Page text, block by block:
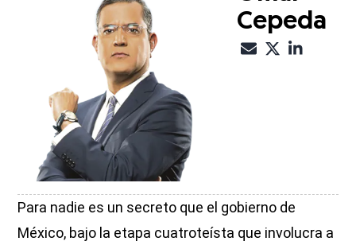
Cepeda
Para nadie es un secreto que el gobierno de
México, bajo la etapa cuatroteísta que involucra a